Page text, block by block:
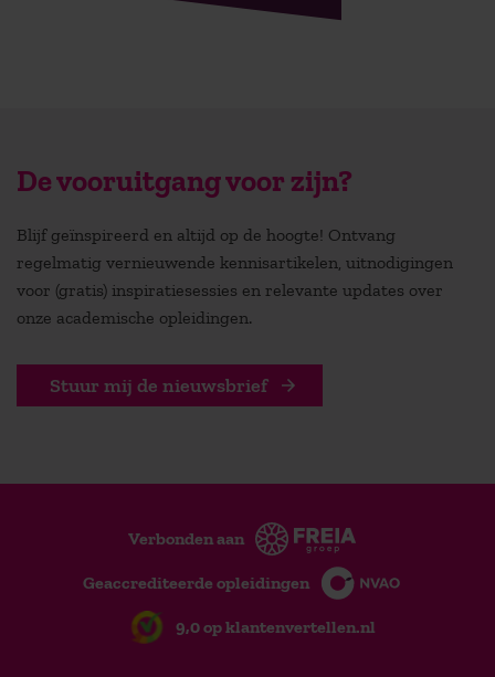
De vooruitgang voor zijn?
Blijf geïnspireerd en altijd op de hoogte! Ontvang
regelmatig vernieuwende kennisartikelen, uitnodigingen
voor (gratis) inspiratiesessies en relevante updates over
onze academische opleidingen.
Stuur mij de nieuwsbrief
Verbonden aan
Geaccrediteerde opleidingen
9,0 op klantenvertellen.nl